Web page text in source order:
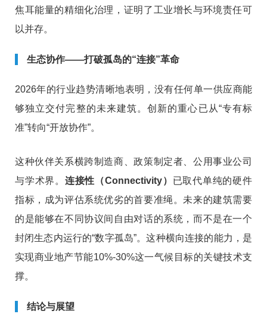
焦耳能量的精细化治理，证明了工业增长与环境责任可
以并存。
生态协作——打破孤岛的“连接”革命
2026年的行业趋势清晰地表明，没有任何单一供应商能
够独立交付完整的未来建筑。创新的重心已从“专有标
准”转向“开放协作”。
这种伙伴关系横跨制造商、政策制定者、公用事业公司
与学术界。 连接性（Connectivity） 已取代单纯的硬件
指标，成为评估系统优劣的首要准绳。未来的建筑需要
的是能够在不同协议间自由对话的系统，而不是在一个
封闭生态内运行的“数字孤岛”。这种横向连接的能力，是
实现商业地产节能10%-30%这一气候目标的关键技术支
撑。
结论与展望